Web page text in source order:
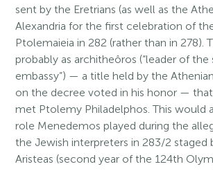
sent by the Eretrians (as well as the
Alexandria for the first celebration of
Ptolemaieia in 282 (rather than in 278).
probably as architheôros (“leader of the
embassy”) — a title held by the
on the decree voted in his honor —
met Ptolemy Philadelphos. This would
role Menedemos played during the
the Jewish interpreters in 283/2 staged
Aristeas (second year of the 124th